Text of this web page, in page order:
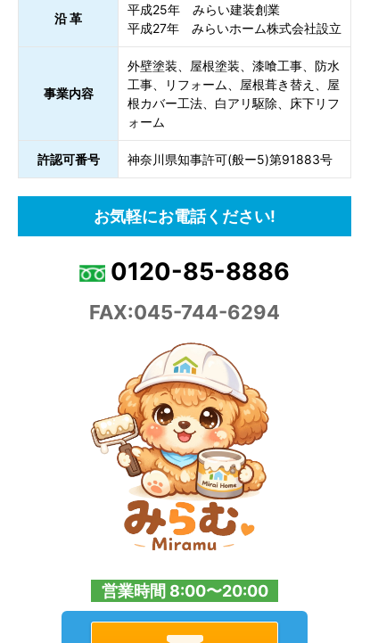
沿 革
平成25年 みらい建装創業
平成27年 みらいホーム株式会社設立
事業内容
外壁塗装、屋根塗装、漆喰工事、防水
工事、リフォーム、屋根葺き替え、屋
根カバー工法、白アリ駆除、床下リフ
ォーム
許認可番号 神奈川県知事許可(般ー5)第91883号
お気軽にお電話ください!
0120-85-8886
FAX:045-744-6294
営業時間 8:00〜20:00